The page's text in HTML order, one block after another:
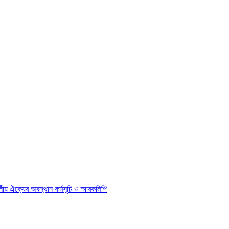
ঐক্যের অবস্থান কর্মসূচি ও স্মারকলিপি